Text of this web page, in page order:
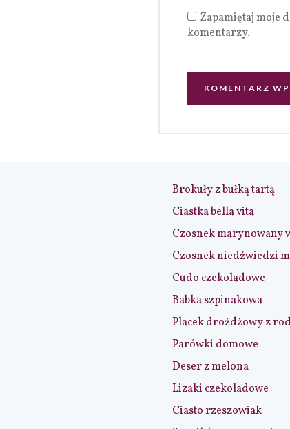
Zapamiętaj moje
komentarzy.
Brokuły z bułką tartą
Ciastka bella vita
Czosnek marynowany
Czosnek niedźwiedzi
Cudo czekoladowe
Babka szpinakowa
Placek drożdżowy z
Parówki domowe
Deser z melona
Lizaki czekoladowe
Ciasto rzeszowiak